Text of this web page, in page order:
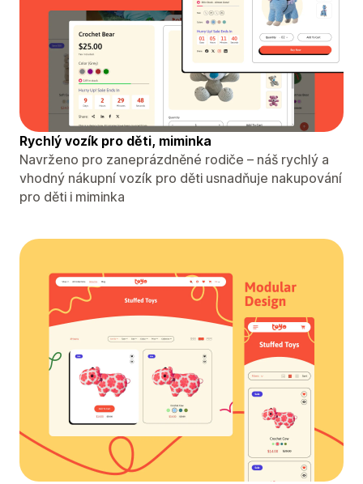
Rychlý vozík pro děti, miminka
Navrženo pro zaneprázdněné rodiče – náš rychlý a
vhodný nákupní vozík pro děti usnadňuje nakupování
pro děti i miminka